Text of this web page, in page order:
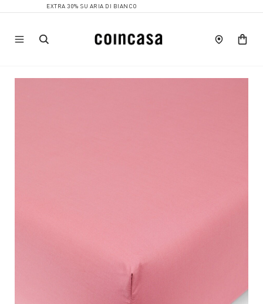
EXTRA 30% SU ARIA DI BIANCO